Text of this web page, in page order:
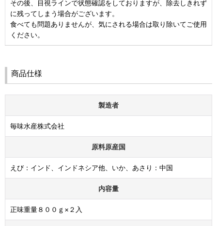
その後、目視ラインで状態確認をしておりますが、除去しきれず
に残ってしまう場合がございます。
食べても問題ありませんが、気にされる場合は取り除いてご使用
ください。
商品仕様
製造者
毎味水産株式会社
原料原産国
えび：インド、インドネシア他、いか、あさり：中国
内容量
正味重量８００ｇ×２入